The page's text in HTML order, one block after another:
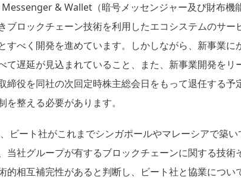
& Wallet（暗号メッセンジャー及び財布機
ブロックチェーン技術を利用したエコシステムのサ
すべく開発を進めています。しかしながら、新事業
て遅延が見込まれていること、また、新事業開発をリ
締役を同社の次回定時株主総会日をもって退任する
整える必要があります。
ビート社がこれまでシンガポールやマレーシアで築
当社グループが有するブロックチェーンに関する技
的相互補完性があると判断し、ビート社と協業につい